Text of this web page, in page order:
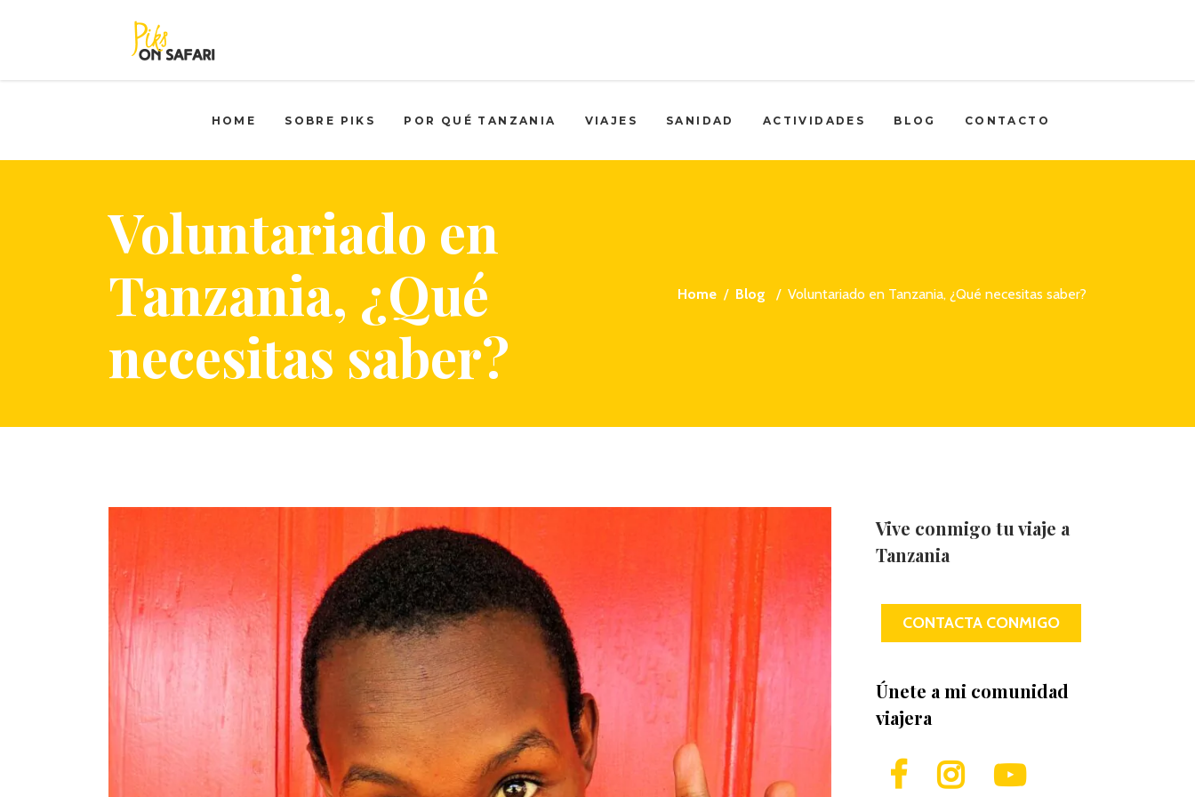
HOME SOBRE PIKS POR QUÉ TANZANIA VIAJES SANIDAD ACTIVIDADES BLOG CONTACTO
Voluntariado en
Tanzania, ¿Qué
necesitas saber?
Home / Blog / Voluntariado en Tanzania, ¿Qué necesitas saber?
Vive conmigo tu viaje a
Tanzania
CONTACTA CONMIGO
Únete a mi comunidad
viajera